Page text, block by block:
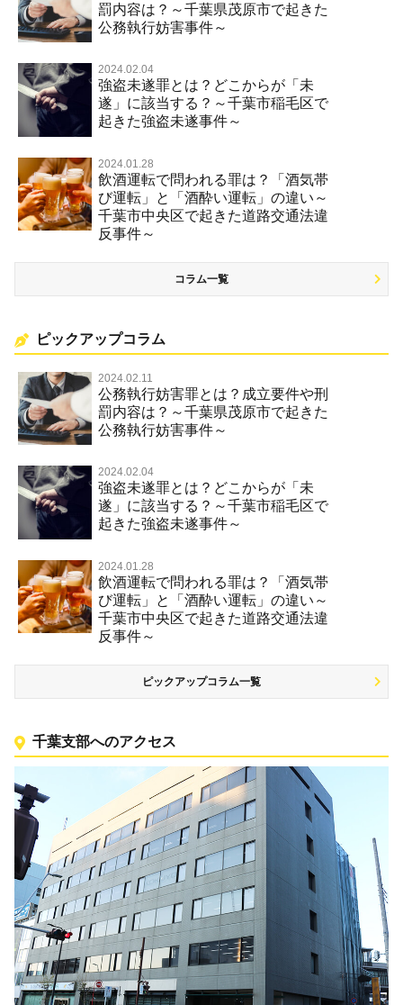
罰内容は？～千葉県茂原市で起きた
公務執行妨害事件～
2024.02.04
強盗未遂罪とは？どこからが「未
遂」に該当する？～千葉市稲毛区で
起きた強盗未遂事件～
2024.01.28
飲酒運転で問われる罪は？「酒気帯
び運転」と「酒酔い運転」の違い～
千葉市中央区で起きた道路交通法違
反事件～
コラム一覧
ピックアップコラム
2024.02.11
公務執行妨害罪とは？成立要件や刑
罰内容は？～千葉県茂原市で起きた
公務執行妨害事件～
2024.02.04
強盗未遂罪とは？どこからが「未
遂」に該当する？～千葉市稲毛区で
起きた強盗未遂事件～
2024.01.28
飲酒運転で問われる罪は？「酒気帯
び運転」と「酒酔い運転」の違い～
千葉市中央区で起きた道路交通法違
反事件～
ピックアップコラム一覧
千葉支部へのアクセス